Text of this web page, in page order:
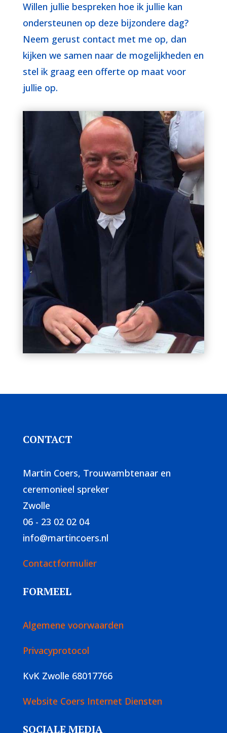
Willen jullie bespreken hoe ik jullie kan
ondersteunen op deze bijzondere dag?
Neem gerust contact met me op, dan
kijken we samen naar de mogelijkheden en
stel ik graag een offerte op maat voor
jullie op.
CONTACT
Martin Coers, Trouwambtenaar en
ceremonieel spreker
Zwolle
06 - 23 02 02 04
info@martincoers.nl
Contactformulier
FORMEEL
Algemene voorwaarden
Privacyprotocol
KvK Zwolle 68017766
Website Coers Internet Diensten
SOCIALE MEDIA